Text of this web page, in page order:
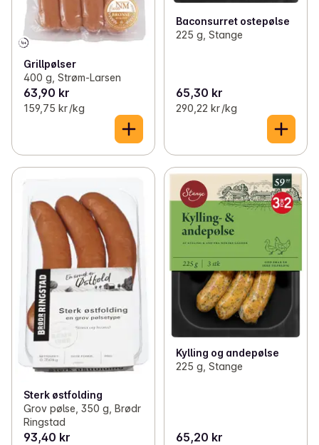
Grillpølser
400 g, Strøm-Larsen
63,90 kr
159,75 kr /kg
Baconsurret ostepølse
225 g, Stange
65,30 kr
290,22 kr /kg
Sterk østfolding
Grov pølse, 350 g, Brødr
Ringstad
93,40 kr
Kylling og andepølse
225 g, Stange
65,20 kr